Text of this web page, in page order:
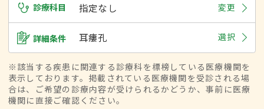
診療科目 指定なし 変更
詳細条件 耳瘻孔 選択
※該当する疾患に関連する診療科を標榜している医療機関を
表示しております。掲載されている医療機関を受診される場
合は、ご希望の診療内容が受けられるかどうか、事前に医療
機関に直接ご確認ください。